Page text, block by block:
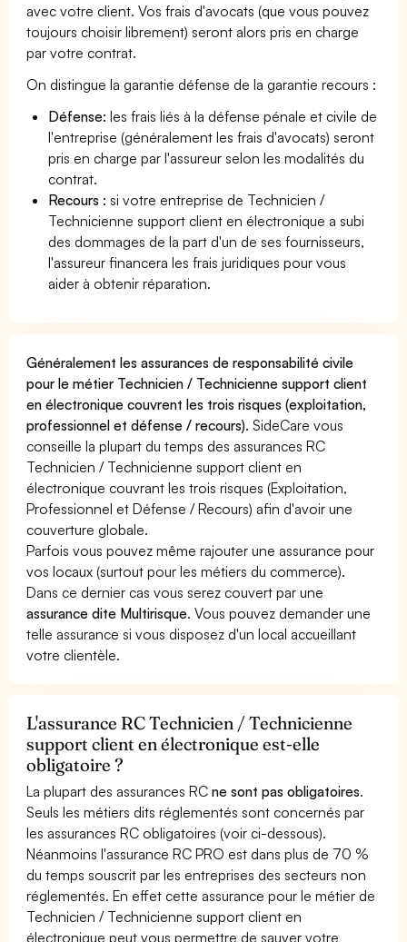
avec votre client. Vos frais d'avocats (que vous pouvez
toujours choisir librement) seront alors pris en charge
par votre contrat.
On distingue la garantie défense de la garantie recours :
Défense: les frais liés à la défense pénale et civile de
l'entreprise (généralement les frais d'avocats) seront
pris en charge par l'assureur selon les modalités du
contrat.
Recours : si votre entreprise de Technicien /
Technicienne support client en électronique a subi
des dommages de la part d'un de ses fournisseurs,
l'assureur financera les frais juridiques pour vous
aider à obtenir réparation.
Généralement les assurances de responsabilité civile
pour le métier Technicien / Technicienne support client
en électronique couvrent les trois risques (exploitation,
professionnel et défense / recours). SideCare vous
conseille la plupart du temps des assurances RC
Technicien / Technicienne support client en
électronique couvrant les trois risques (Exploitation,
Professionnel et Défense / Recours) afin d'avoir une
couverture globale.
Parfois vous pouvez même rajouter une assurance pour
vos locaux (surtout pour les métiers du commerce).
Dans ce dernier cas vous serez couvert par une
assurance dite Multirisque. Vous pouvez demander une
telle assurance si vous disposez d'un local accueillant
votre clientèle.
L'assurance RC Technicien / Technicienne
support client en électronique est-elle
obligatoire ?
La plupart des assurances RCne sont pas obligatoires.
Seuls les métiers dits réglementés sont concernés par
les assurances RC obligatoires (voir ci-dessous).
Néanmoins l'assurance RC PRO est dans plus de 70 %
du temps souscrit par les entreprises des secteurs non
réglementés. En effet cette assurance pour le métier de
Technicien / Technicienne support client en
électronique peut vous permettre de sauver votre